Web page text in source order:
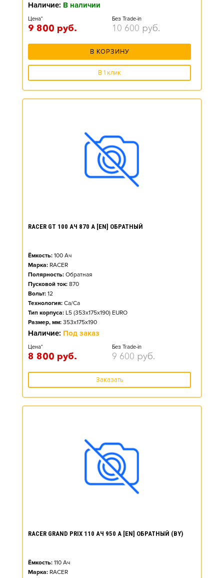
Наличие: В наличии
Цена*
9 800 руб.
Без Trade-in
10 600 руб.
В КОРЗИНУ
В 1 клик
RACER GT 100 АЧ 870 А [EN] ОБРАТНЫЙ
Ёмкость: 100 Ач
Марка: RACER
Полярность: Обратная
Пусковой ток: 870
Вольт: 12
Технология: Ca/Ca
Тип корпуса: L5 (353x175x190) EURO
Размер, мм: 353x175x190
Наличие: Под заказ
Цена*
8 800 руб.
Без Trade-in
9 600 руб.
Заказать
RACER GRAND PRIX 110 АЧ 950 А [EN] ОБРАТНЫЙ (BY)
Ёмкость: 110 Ач
Марка: RACER